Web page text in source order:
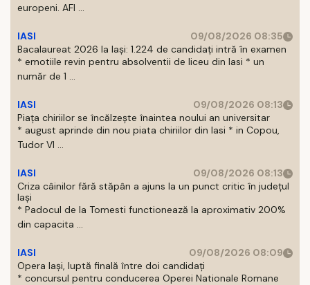
europeni. AFI ...
IASI
09/08/2026 08:35
Bacalaureat 2026 la Iași: 1.224 de candidați intră în examen
* emotiile revin pentru absolventii de liceu din Iasi * un
număr de 1 ...
IASI
09/08/2026 08:13
Piața chiriilor se încălzește înaintea noului an universitar
* august aprinde din nou piata chiriilor din Iasi * in Copou,
Tudor Vl ...
IASI
09/08/2026 08:13
Criza câinilor fără stăpân a ajuns la un punct critic în județul
Iași
* Padocul de la Tomesti functionează la aproximativ 200%
din capacita ...
IASI
09/08/2026 08:09
Opera Iași, luptă finală între doi candidați
* concursul pentru conducerea Operei Nationale Romane